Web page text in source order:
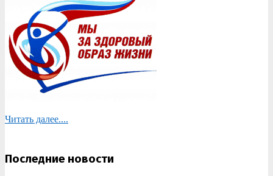
Читать далее....
Последние новости